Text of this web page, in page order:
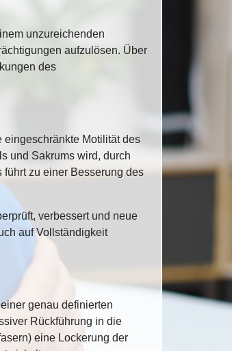
unzureichenden
aufzulösen. Über
des
Motilität des
und Sakrums wird, durch
zu einer Besserung des
verbessert und neue
auf Vollständigkeit
genau definierten
Rückführung in die
eine Lockerung der